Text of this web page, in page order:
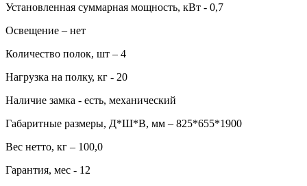
Установленная суммарная мощность, кВт - 0,7
Освещение – нет
Количество полок, шт – 4
Нагрузка на полку, кг - 20
Наличие замка - есть, механический
Габаритные размеры, Д*Ш*В, мм – 825*655*1900
Вес нетто, кг – 100,0
Гарантия, мес - 12